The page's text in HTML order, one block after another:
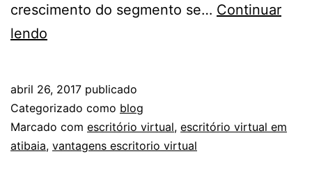
crescimento do segmento se… Continuar
lendo
de
um
escritório
abril 26, 2017 publicado
Categorizado como blog
Marcado com escritório virtual, escritório virtual em
atibaia, vantagens escritorio virtual